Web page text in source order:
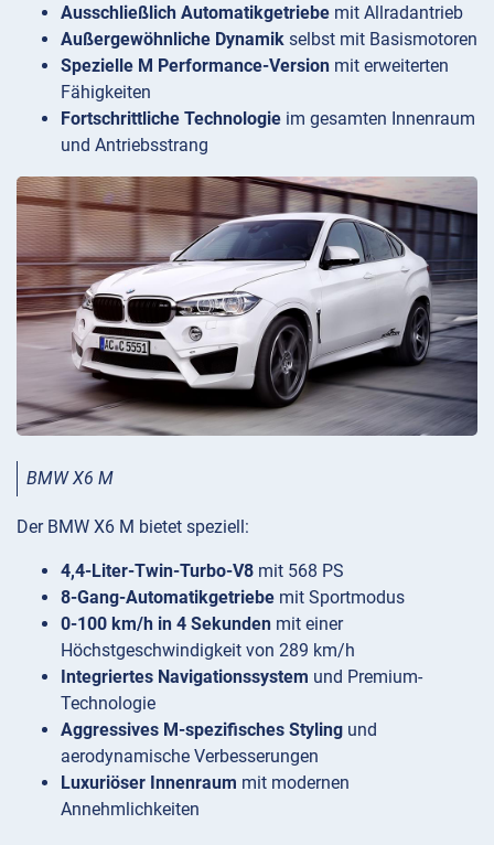
Ausschließlich Automatikgetriebe mit Allradantrieb
Außergewöhnliche Dynamik selbst mit Basismotoren
Spezielle M Performance-Version mit erweiterten
Fähigkeiten
Fortschrittliche Technologie im gesamten Innenraum
und Antriebsstrang
BMW X6 M
Der BMW X6 M bietet speziell:
4,4-Liter-Twin-Turbo-V8 mit 568 PS
8-Gang-Automatikgetriebe mit Sportmodus
0-100 km/h in 4 Sekunden mit einer
Höchstgeschwindigkeit von 289 km/h
Integriertes Navigationssystem und Premium-
Technologie
Aggressives M-spezifisches Styling und
aerodynamische Verbesserungen
Luxuriöser Innenraum mit modernen
Annehmlichkeiten